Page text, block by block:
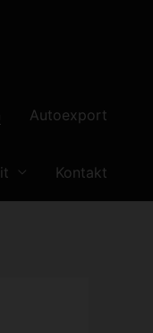
Autoexport
Kontakt